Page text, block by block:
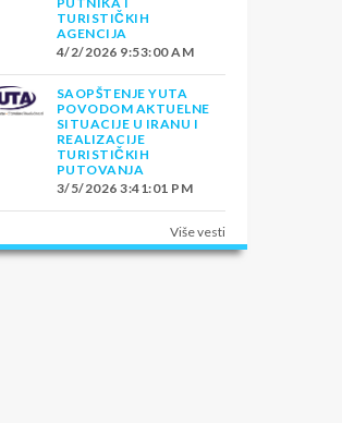
TURISTIČKIH
AGENCIJA
4/2/2026 9:53:00 AM
SAOPŠTENJE YUTA
POVODOM AKTUELNE
SITUACIJE U IRANU I
REALIZACIJE
TURISTIČKIH
PUTOVANJA
3/5/2026 3:41:01 PM
Više vesti